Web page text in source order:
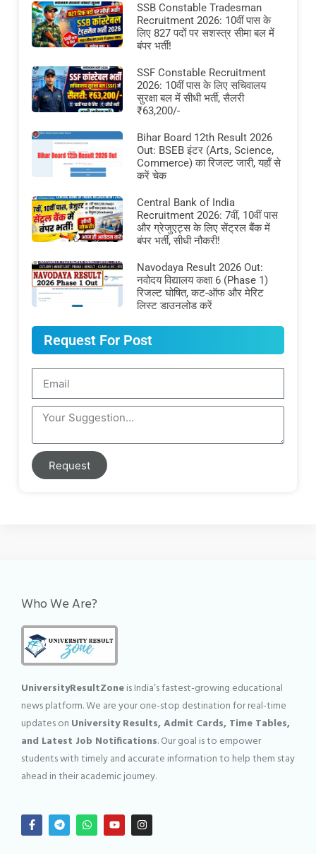
SSB Constable Tradesman
Recruitment 2026: 10वीं पास के
लिए 827 पदों पर सशस्त्र सीमा बल में
बंपर भर्ती!
SSF Constable Recruitment
2026: 10वीं पास के लिए सचिवालय
सुरक्षा बल में सीधी भर्ती, सैलरी
₹63,200/-
Bihar Board 12th Result 2026
Out: BSEB इंटर (Arts, Science,
Commerce) का रिजल्ट जारी, यहाँ से
करें चेक
Central Bank of India
Recruitment 2026: 7वीं, 10वीं पास
और ग्रेजुएट्स के लिए सेंट्रल बैंक में
बंपर भर्ती, सीधी नौकरी!
Navodaya Result 2026 Out:
नवोदय विद्यालय कक्षा 6 (Phase 1)
रिजल्ट घोषित, कट-ऑफ और मेरिट
लिस्ट डाउनलोड करें
Request For Post
Request
Who We Are?
UniversityResultZoneis India’s fastest-growing educational
news platform. We are your one-stop destination for real-time
updates on University Results, Admit Cards, Time Tables,
and Latest Job Notifications. Our goal is to empower
students with timely and accurate information to help them stay
ahead in their academic journey.